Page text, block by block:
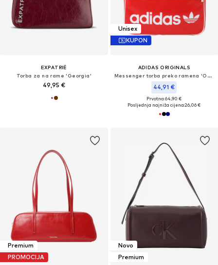
EXPATRIÉ
Torba za na rame 'Georgia'
49,95 €
Unisex
KUPON
ADIDAS ORIGINALS
Messenger torba preko ramena 'OG Airliner'
44,91 €
Prvotno: 64,90 €
Posljednja najniža cijena:26,06 €
Premium
PROMOCIJA
Novo
Premium